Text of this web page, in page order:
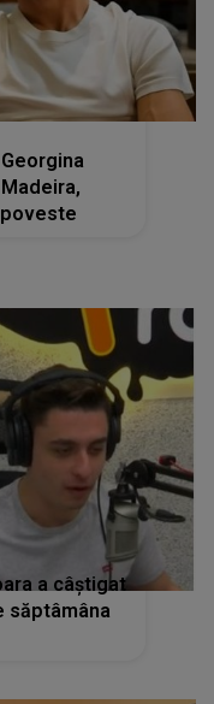
a câștigat
săptâmâna